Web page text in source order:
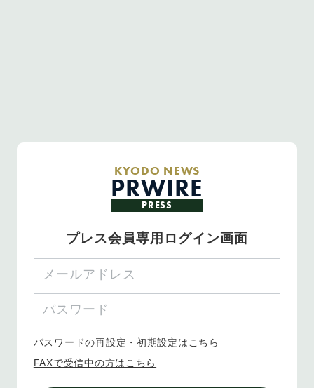
KYODO NEWS
PRWIRE
PRESS
プレス会員専用ログイン画面
パスワードの再設定・初期設定はこちら
FAXで受信中の方はこちら